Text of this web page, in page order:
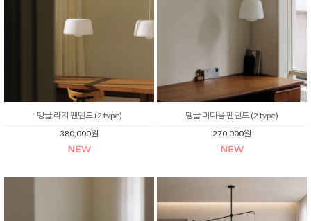
댕글 라지 팬던트 (2 type)
380,000원
댕글 미디움 팬던트 (2 type)
270,000원